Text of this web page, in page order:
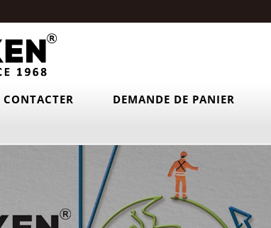
CONTACTER DEMANDE DE PANIER